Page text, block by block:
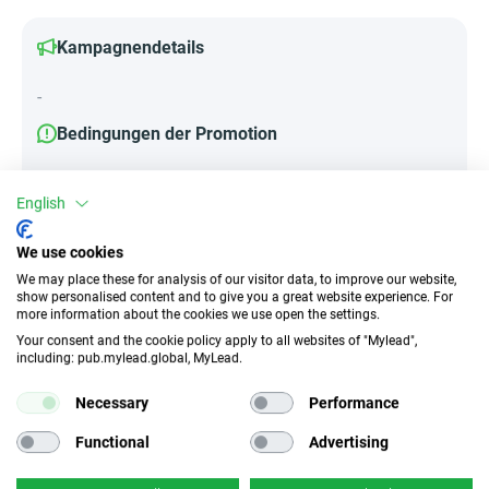
Kampagnendetails
-
Bedingungen der Promotion
Attribute
||Geräte||
Mobile Geräte
Traffic-Typ
Incentivierter Traffic
EPC
k.A.
English
We use cookies
We may place these for analysis of our visitor data, to improve our website,
show personalised content and to give you a great website experience. For
more information about the cookies we use open the settings.
Your consent and the cookie policy apply to all websites of "Mylead",
including: pub.mylead.global, MyLead.
Necessary Performance
Functional Advertising